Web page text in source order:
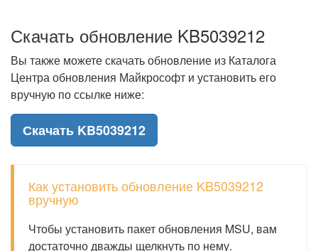
Скачать обновление KB5039212
Вы также можете скачать обновление из Каталога
Центра обновления Майкрософт и установить его
вручную по ссылке ниже:
Скачать KB5039212
Как установить обновление KB5039212
вручную
Чтобы установить пакет обновления MSU, вам
достаточно дважды щелкнуть по нему.